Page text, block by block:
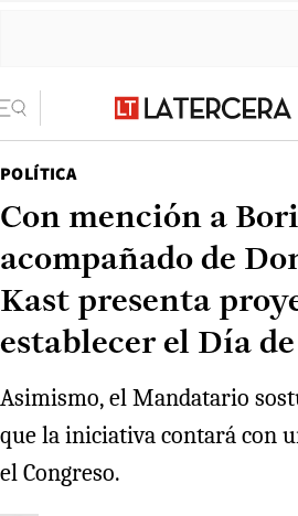
POLÍTICA
Con mención a
acompañado de
Kast presenta
establecer el Día
Asimismo, el Mandatario
que la iniciativa contará con
el Congreso.